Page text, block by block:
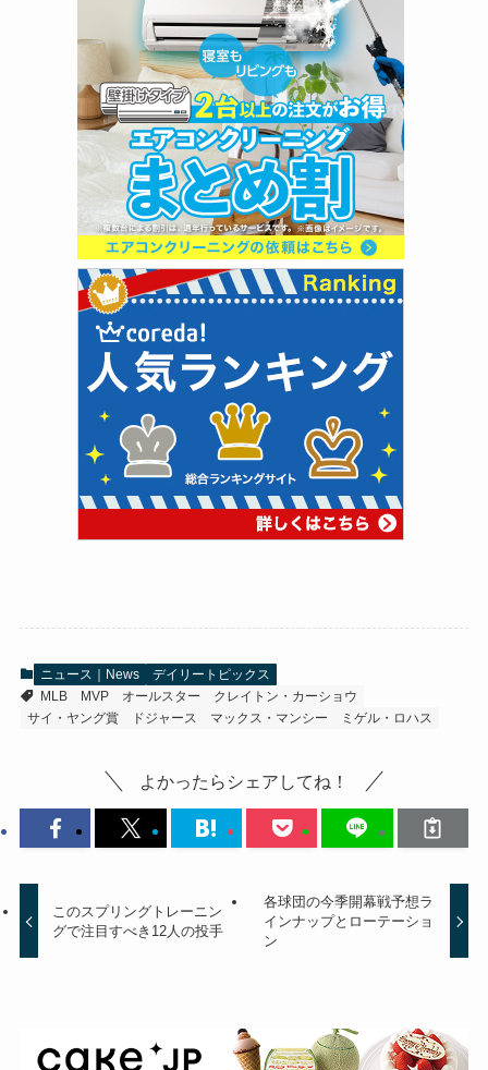
ニュース｜News
デイリートピックス
MLB
MVP オールスター
クレイトン・カーショウ
サイ・ヤング賞
ドジャース マックス・マンシー ミゲル・ロハス
よかったらシェアしてね！
このスプリングトレーニン
グで注目すべき12人の投手
各球団の今季開幕戦予想ラ
インナップとローテーショ
ン